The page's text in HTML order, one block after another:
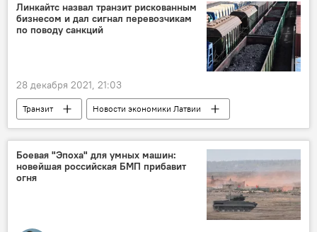
Линкайтс назвал транзит рискованным
бизнесом и дал сигнал перевозчикам
по поводу санкций
28 декабря 2021, 21:03
Транзит
Новости экономики Латвии
грузоперевозки
Талис Линкайтс
Боевая "Эпоха" для умных машин:
новейшая российская БМП прибавит
огня